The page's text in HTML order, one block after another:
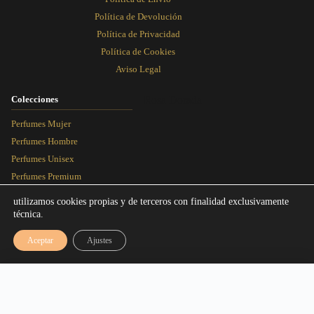
Política de Devolución
Política de Privacidad
Política de Cookies
Aviso Legal
Colecciones
Perfumes Mujer
Perfumes Hombre
Perfumes Unisex
Perfumes Premium
Artículos
Equivalencias
utilizamos cookies propias y de terceros con finalidad exclusivamente
técnica.
Aceptar Ajustes